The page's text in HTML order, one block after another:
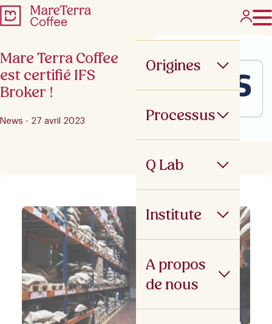
Origines
Processus
Q Lab
Institute
A propos
de nous
Mare Terra Coffee
est certifié IFS
Broker !
News - 27 avril 2023